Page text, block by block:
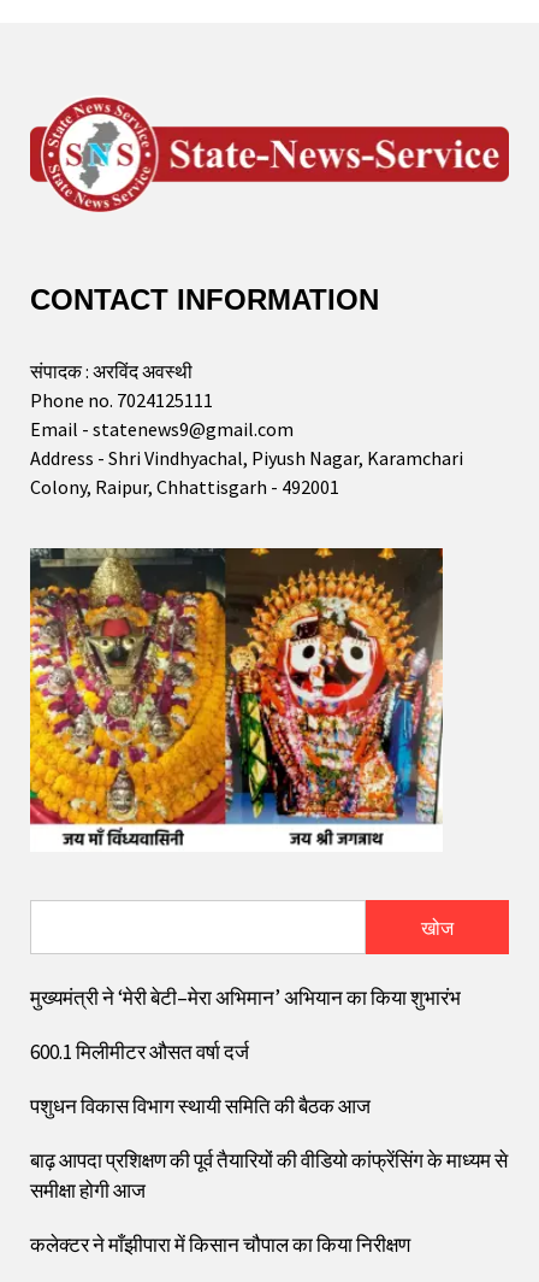
CONTACT INFORMATION
संपादक : अरविंद अवस्थी
Phone no. 7024125111
Email - statenews9@gmail.com
Address - Shri Vindhyachal, Piyush Nagar, Karamchari
Colony, Raipur, Chhattisgarh - 492001
खोज
मुख्यमंत्री ने ‘मेरी बेटी–मेरा अभिमान’ अभियान का किया शुभारंभ
600.1 मिलीमीटर औसत वर्षा दर्ज
पशुधन विकास विभाग स्थायी समिति की बैठक आज
बाढ़ आपदा प्रशिक्षण की पूर्व तैयारियों की वीडियो कांफ्रेंसिंग के माध्यम से
समीक्षा होगी आज
कलेक्टर ने माँझीपारा में किसान चौपाल का किया निरीक्षण